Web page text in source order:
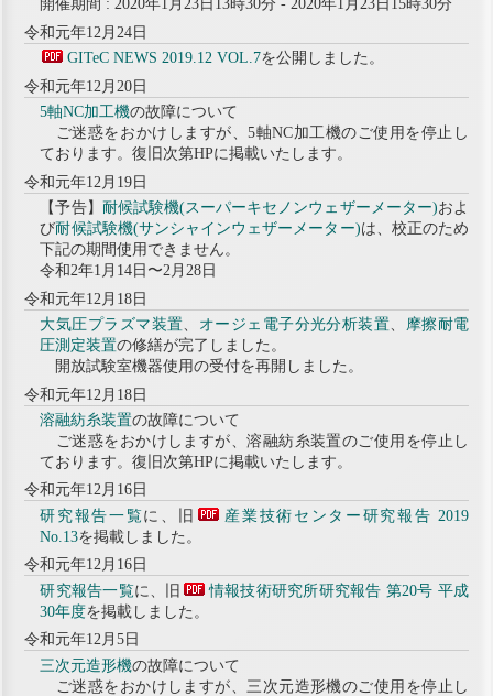
開催期間 : 2020年1月23日13時30分 - 2020年1月23日15時30分
令和元年12月24日
GITeC NEWS 2019.12 VOL.7を公開しました。
令和元年12月20日
5軸NC加工機の故障について
ご迷惑をおかけしますが、5軸NC加工機のご使用を停止し
ております。復旧次第HPに掲載いたします。
令和元年12月19日
【予告】 耐候試験機(スーパーキセノンウェザーメーター)およ
び耐候試験機(サンシャインウェザーメーター)は、校正のため
下記の期間使用できません。
令和2年1月14日〜2月28日
令和元年12月18日
大気圧プラズマ装置
オージェ電子分光分析装置
摩擦耐電
圧測定装置の修繕が完了しました。
開放試験室機器使用の受付を再開しました。
令和元年12月18日
溶融紡糸装置の故障について
ご迷惑をおかけしますが、溶融紡糸装置のご使用を停止し
ております。復旧次第HPに掲載いたします。
令和元年12月16日
研究報告一覧に、旧
産業技術センター研究報告 2019
No.13を掲載しました。
令和元年12月16日
研究報告一覧に、旧
情報技術研究所研究報告 第20号 平成
30年度を掲載しました。
令和元年12月5日
三次元造形機の故障について
ご迷惑をおかけしますが、三次元造形機のご使用を停止し